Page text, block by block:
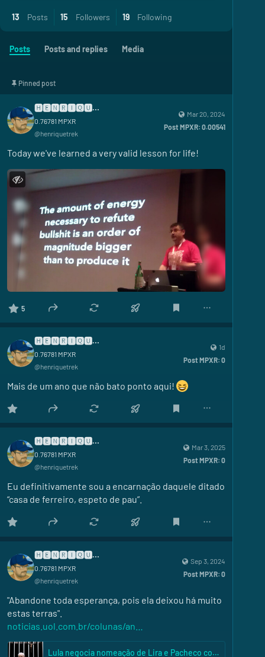
13 Posts 15 Followers 19 Following
Posts Posts and replies Media
Pinned post
🅷🅴🅽🆁🅸🆀🆄🅴
0.76781 MPXR
@henriquetrek
Post MPXR: 0.00541
Mar 20, 2024
Today we've learned a very valid lesson for life!
5
🅷🅴🅽🆁🅸🆀🆄🅴
0.76781 MPXR
@henriquetrek
Post MPXR: 0
1d
Mais de um ano que não bato ponto aqui!
🅷🅴🅽🆁🅸🆀🆄🅴
0.76781 MPXR
@henriquetrek
Post MPXR: 0
Mar 3, 2025
Eu definitivamente sou a encarnação daquele ditado
“casa de ferreiro, espeto de pau”.
🅷🅴🅽🆁🅸🆀🆄🅴
0.76781 MPXR
@henriquetrek
Post MPXR: 0
Sep 3, 2024
"Abandone toda esperança, pois ela deixou há muito
estas terras".
noticias.uol.com.br/colunas/an
Lula negocia nomeação de Lira e Pacheco como ministros do seu governo